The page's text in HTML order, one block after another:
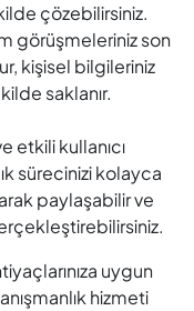
çözebilirsiniz.
görüşmeleriniz son
kişisel bilgileriniz
saklanır.
etkili kullanıcı
sürecinizi kolayca
paylaşabilir ve
uygun
hizmeti